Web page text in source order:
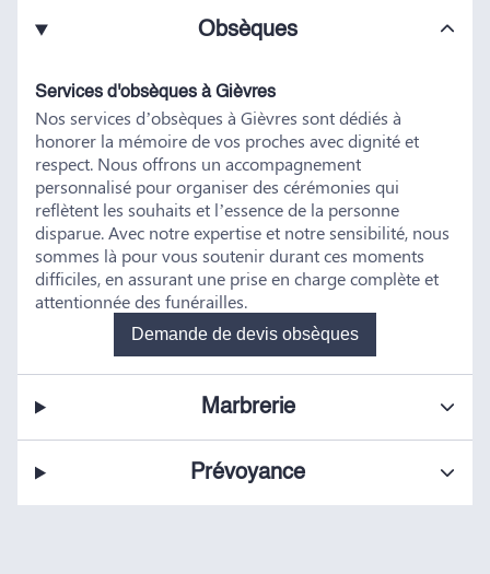
Obsèques
Services d'obsèques à Gièvres
Nos services d’obsèques à Gièvres sont dédiés à
honorer la mémoire de vos proches avec dignité et
respect. Nous offrons un accompagnement
personnalisé pour organiser des cérémonies qui
reflètent les souhaits et l’essence de la personne
disparue. Avec notre expertise et notre sensibilité, nous
sommes là pour vous soutenir durant ces moments
difficiles, en assurant une prise en charge complète et
attentionnée des funérailles.
Demande de devis obsèques
Marbrerie
Prévoyance